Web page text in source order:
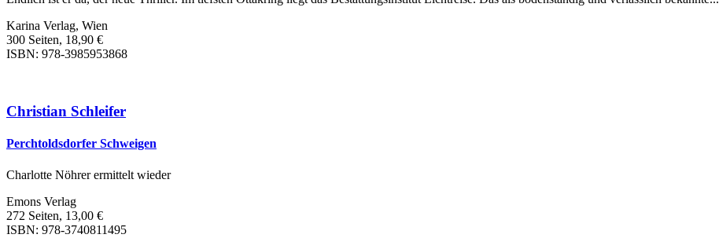
Karina Verlag, Wien
300 Seiten, 18,90 €
ISBN: 978-3985953868
Christian Schleifer
Perchtoldsdorfer Schweigen
Charlotte Nöhrer ermittelt wieder
Emons Verlag
272 Seiten, 13,00 €
ISBN: 978-3740811495